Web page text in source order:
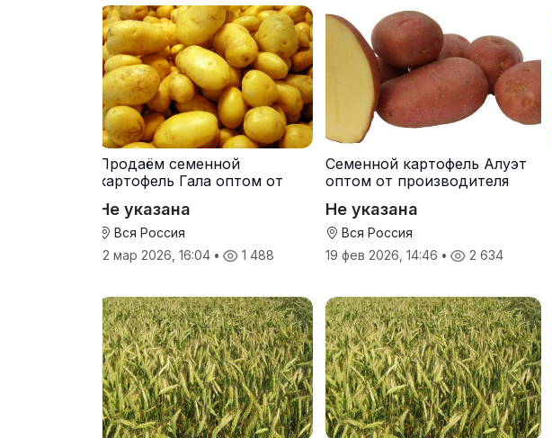
Продаём семенной
картофель Гала оптом от
Не указана
Вся Россия
12 мар 2026, 16:04 • 1 488
Семенной картофель Алуэт
оптом от производителя
Не указана
Вся Россия
19 фев 2026, 14:46 • 2 634